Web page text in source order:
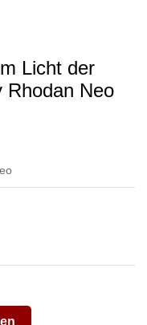
Licht der
Rhodan Neo